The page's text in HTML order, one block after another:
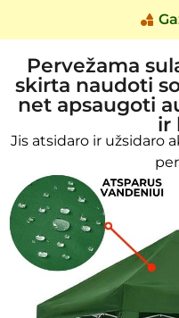
Pervežama
skirta naudoti
net apsaugoti
ir
Jis atsidaro ir užsidaro